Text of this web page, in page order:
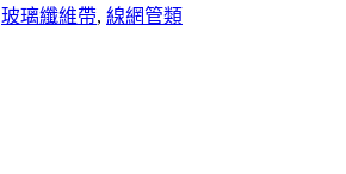
玻璃纖維帶, 線網管類